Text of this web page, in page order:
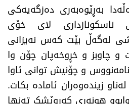
بەڕێوەبەری دەزگەیەکی
ناسکونازداری لای خۆی
لەگەڵ بێت کەس نەیزانی
چاوبز و خڕوخەپان چۆن وا
و چۆنیش توانی ئاوا
زیندەوەران ئامادە بکات.
هونەری کەروێشک تەنها